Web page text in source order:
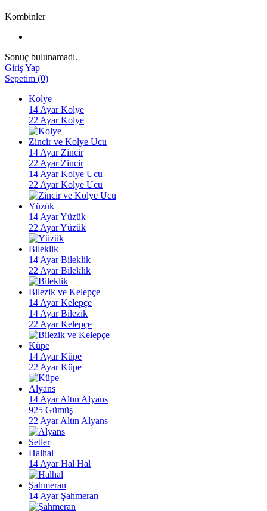
Kombinler
Sonuç bulunamadı.
Giriş Yap
Sepetim (0)
Kolye
14 Ayar Kolye
22 Ayar Kolye
Zincir ve Kolye Ucu
14 Ayar Zincir
22 Ayar Zincir
14 Ayar Kolye Ucu
22 Ayar Kolye Ucu
Yüzük
14 Ayar Yüzük
22 Ayar Yüzük
Bileklik
14 Ayar Bileklik
22 Ayar Bileklik
Bilezik ve Kelepçe
14 Ayar Kelepçe
14 Ayar Bilezik
22 Ayar Kelepçe
Küpe
14 Ayar Küpe
22 Ayar Küpe
Alyans
14 Ayar Altın Alyans
925 Gümüş
22 Ayar Altın Alyans
Setler
Halhal
14 Ayar Hal Hal
Şahmeran
14 Ayar Şahmeran